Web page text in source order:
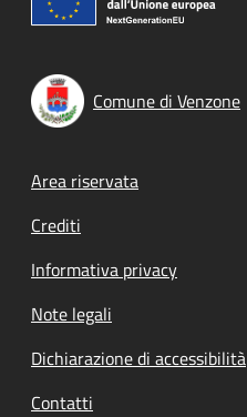
Comune di Venzone
Footer menu
Area riservata
Crediti
Informativa privacy
Note legali
Dichiarazione di accessibilità
Contatti